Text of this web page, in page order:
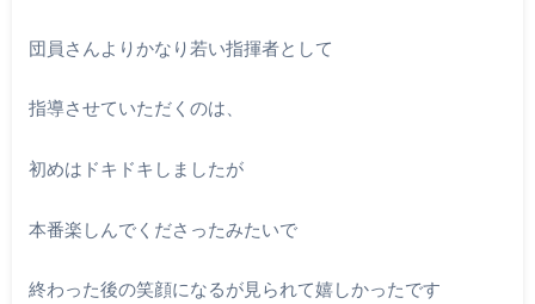
団員さんよりかなり若い指揮者として
指導させていただくのは、
初めはドキドキしましたが
本番楽しんでくださったみたいで
終わった後の笑顔になるが見られて嬉しかったです